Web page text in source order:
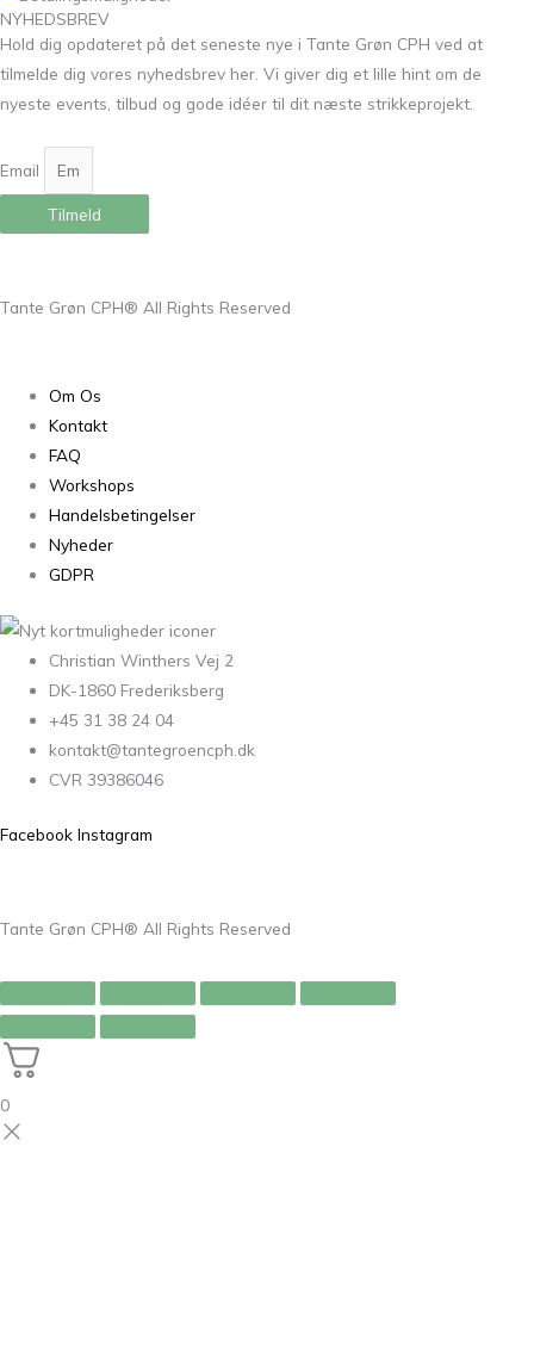
NYHEDSBREV
Hold dig opdateret på det seneste nye i Tante Grøn CPH ved at
tilmelde dig vores nyhedsbrev her. Vi giver dig et lille hint om de
nyeste events, tilbud og gode idéer til dit næste strikkeprojekt.
Email
Tilmeld
Tante Grøn CPH® All Rights Reserved
Om Os
Kontakt
FAQ
Workshops
Handelsbetingelser
Nyheder
GDPR
Christian Winthers Vej 2
DK-1860 Frederiksberg
+45 31 38 24 04
kontakt@tantegroencph.dk
CVR 39386046
Facebook Instagram
Tante Grøn CPH® All Rights Reserved
0